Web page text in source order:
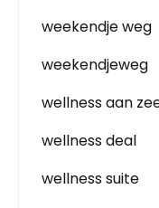
weekendje weg
weekendjeweg
wellness aan
wellness deal
wellness suite